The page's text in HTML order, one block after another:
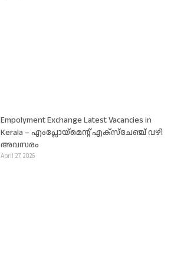
Empolyment Exchange Latest Vacancies in
Kerala – എംപ്ലോയ്‌മെന്റ് എക്സ്ചേഞ്ച് വഴി
അവസരം
April 27, 2026